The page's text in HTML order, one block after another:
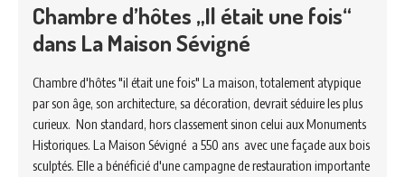
Chambre d’hôtes „Il était une fois“
dans La Maison Sévigné
Chambre d'hôtes "il était une fois" La maison, totalement atypique
par son âge, son architecture, sa décoration, devrait séduire les plus
curieux. Non standard, hors classement sinon celui aux Monuments
Historiques. La Maison Sévigné a 550 ans avec une façade aux bois
sculptés. Elle a bénéficié d'une campagne de restauration importante